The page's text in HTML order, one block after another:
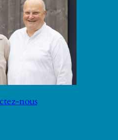
nous